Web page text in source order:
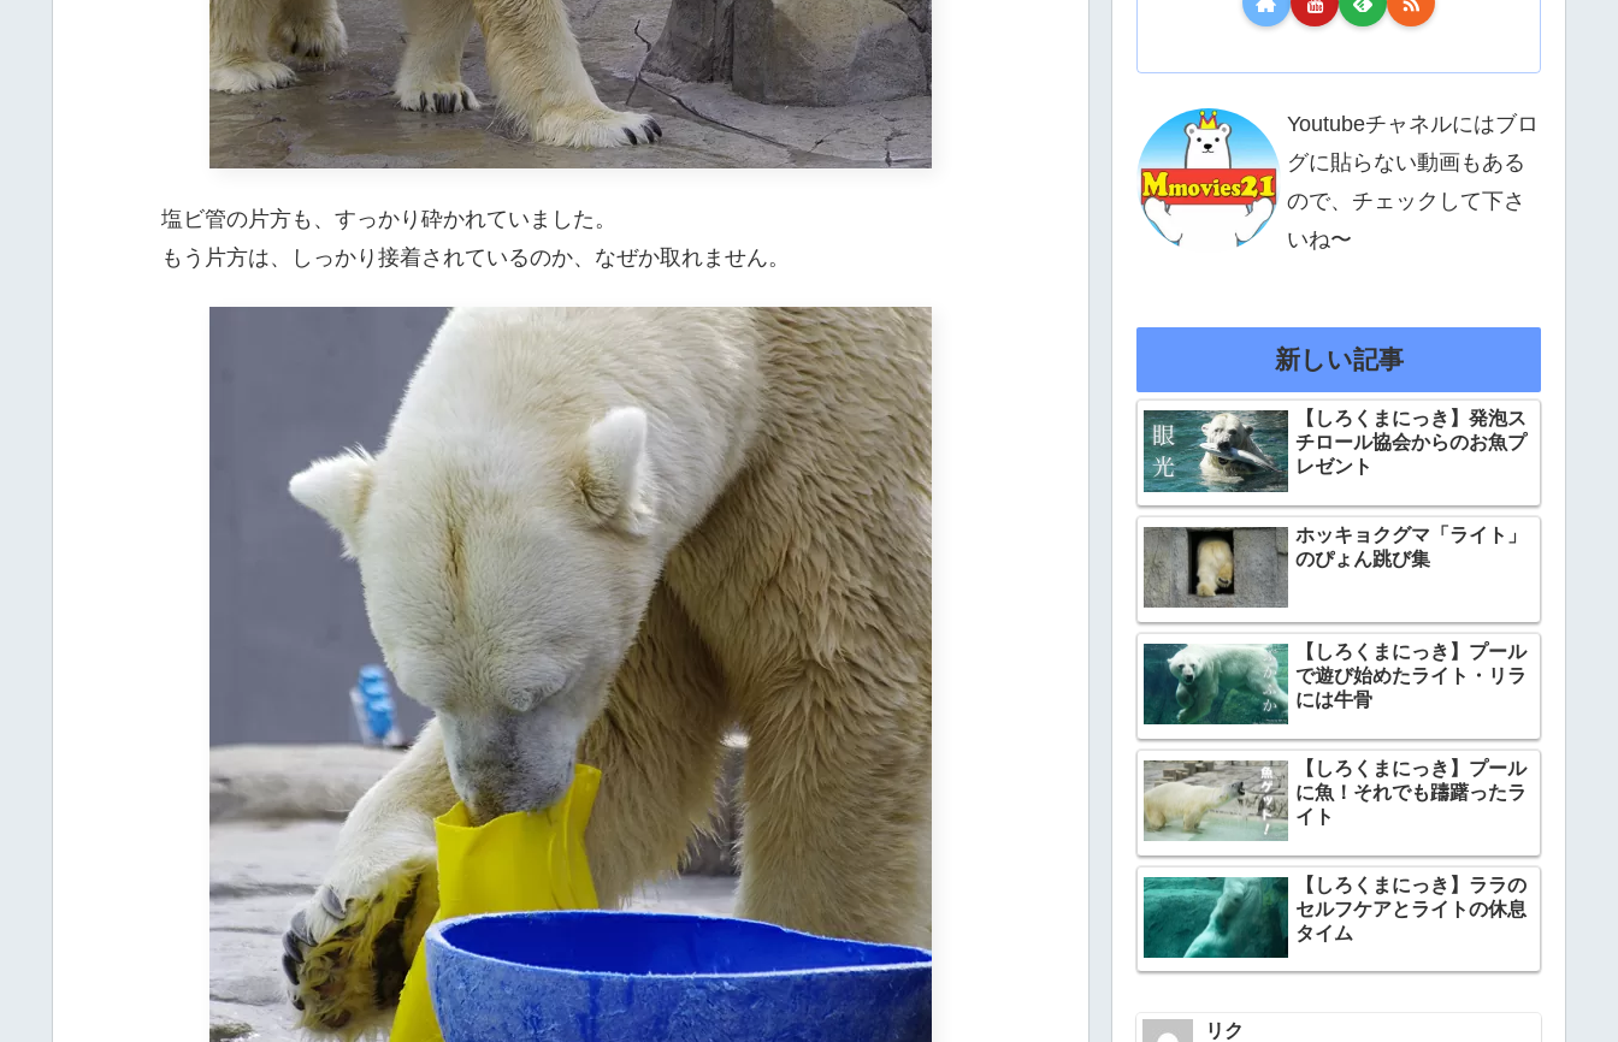
塩ビ管の片方も、すっかり砕かれていました。
もう片方は、しっかり接着されているのか、なぜか取れません。
Youtubeチャネルにはブロ
グに貼らない動画もある
ので、チェックして下さ
いね〜
新しい記事
【しろくまにっき】発泡ス
チロール協会からのお魚プ
レゼント
ホッキョクグマ「ライト」
のぴょん跳び集
【しろくまにっき】プール
で遊び始めたライト・リラ
には牛骨
【しろくまにっき】プール
に魚！それでも躊躇ったラ
イト
【しろくまにっき】ララの
セルフケアとライトの休息
タイム
リク